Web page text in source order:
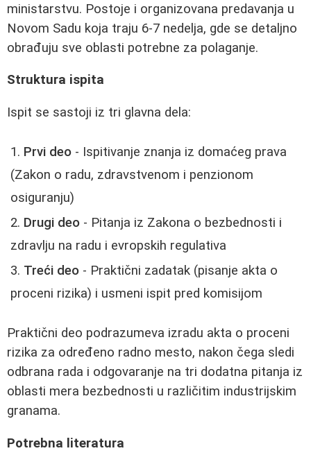
ministarstvu. Postoje i organizovana predavanja u
Novom Sadu koja traju 6-7 nedelja, gde se detaljno
obrađuju sve oblasti potrebne za polaganje.
Struktura ispita
Ispit se sastoji iz tri glavna dela:
Prvi deo - Ispitivanje znanja iz domaćeg prava
(Zakon o radu, zdravstvenom i penzionom
osiguranju)
Drugi deo - Pitanja iz Zakona o bezbednosti i
zdravlju na radu i evropskih regulativa
Treći deo - Praktični zadatak (pisanje akta o
proceni rizika) i usmeni ispit pred komisijom
Praktični deo podrazumeva izradu akta o proceni
rizika za određeno radno mesto, nakon čega sledi
odbrana rada i odgovaranje na tri dodatna pitanja iz
oblasti mera bezbednosti u različitim industrijskim
granama.
Potrebna literatura